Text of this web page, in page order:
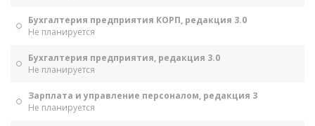
Бухгалтерия предприятия КОРП, редакция 3.0
Не планируется
Бухгалтерия предприятия, редакция 3.0
Не планируется
Зарплата и управление персоналом, редакция 3
Не планируется